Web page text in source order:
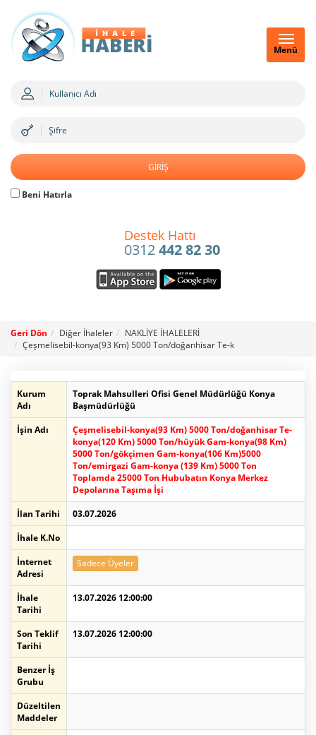
Menü
Beni Hatırla
Destek Hattı
0312442 82 30
Geri Dön Diğer İhaleler
NAKLİYE İHALELERİ
Çeşmelisebil-konya(93 Km) 5000 Ton/doğanhisar Te-k
Kurum
Adı
Toprak Mahsulleri Ofisi Genel Müdürlüğü Konya
Başmüdürlüğü
İşin Adı
Çeşmelisebil-konya(93 Km) 5000 Ton/doğanhisar Te-
konya(120 Km) 5000 Ton/hüyük Gam-konya(98 Km)
5000 Ton/gökçimen Gam-konya(106 Km)5000
Ton/emirgazi Gam-konya (139 Km) 5000 Ton
Toplamda 25000 Ton Hububatın Konya Merkez
Depolarına Taşıma İşi
İlan Tarihi
03.07.2026
İhale K.No
İnternet
Adresi
Sadece Üyeler
İhale
Tarihi
13.07.2026 12:00:00
Son Teklif
Tarihi
13.07.2026 12:00:00
Benzer İş
Grubu
Düzeltilen
Maddeler